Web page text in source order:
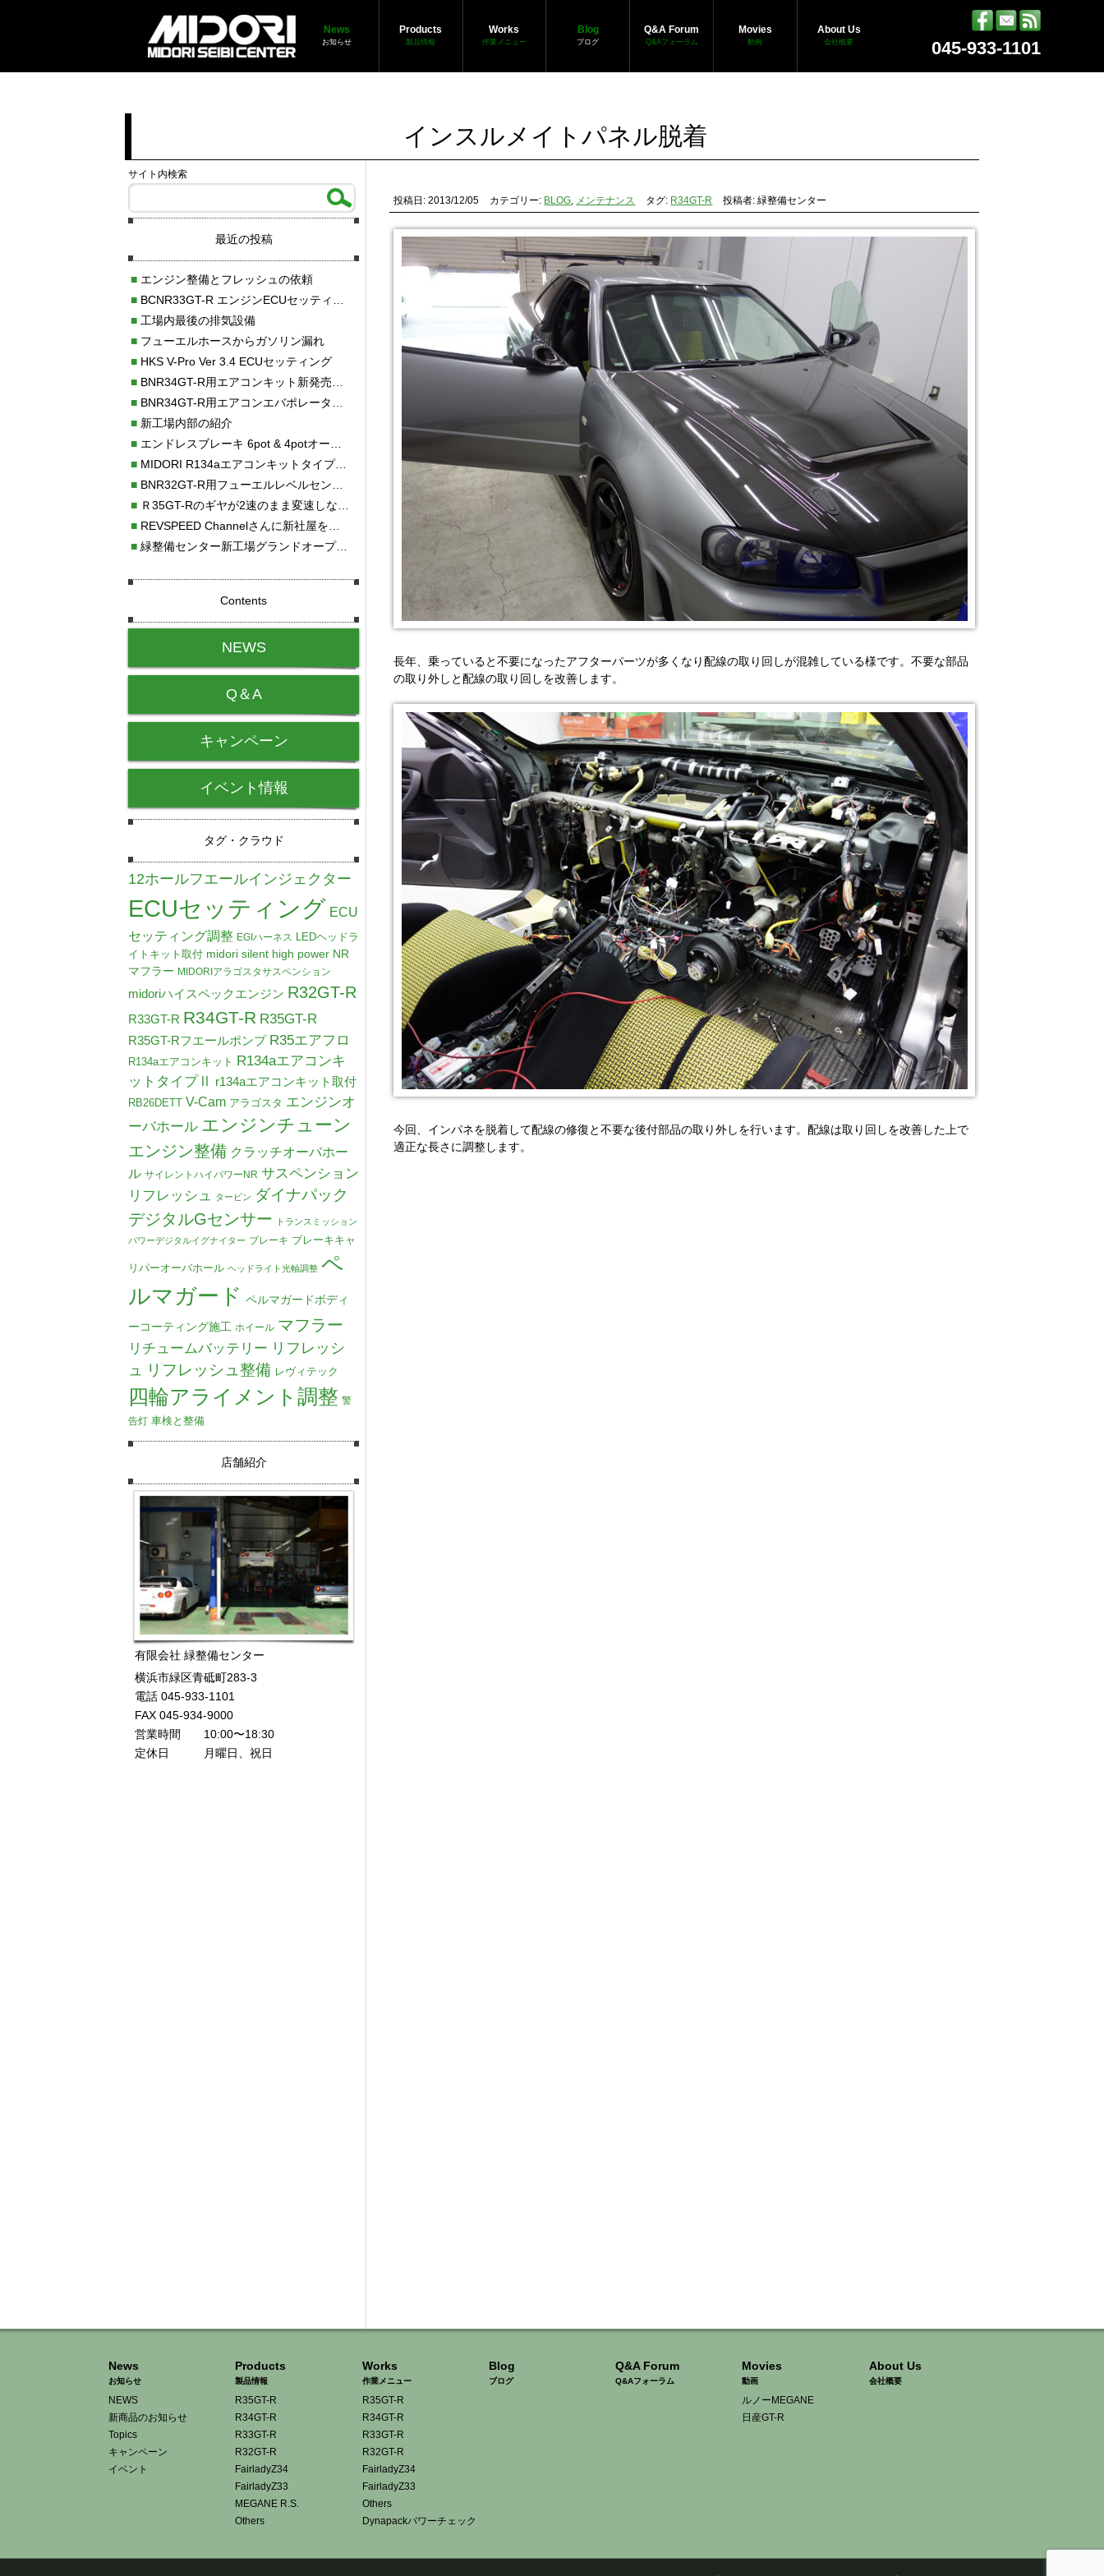
News
お知らせ
Products
製品情報
Works
作業メニュー
Blog
ブログ
Q&A Forum
Q&Aフォーラム
Movies
動画
About Us
会社概要 045-933-1101
インスルメイトパネル脱着
投稿日: 2013/12/05 カテゴリー: BLOG, メンテナンス タグ: R34GT-R 投稿者: 緑整備センター
長年、乗っていると不要になったアフターパーツが多くなり配線の取り回しが混雑している様です。不要な部品
の取り外しと配線の取り回しを改善します。
今回、インパネを脱着して配線の修復と不要な後付部品の取り外しを行います。配線は取り回しを改善した上で
適正な長さに調整します。
サイト内検索
最近の投稿
■エンジン整備とフレッシュの依頼
■BCNR33GT-R エンジンECUセッティング調整
■工場内最後の排気設備
■フューエルホースからガソリン漏れ
■HKS V-Pro Ver 3.4 ECUセッティング
■BNR34GT-R用エアコンキット新発売！！
■BNR34GT-R用エアコンエバポレーターを新発売！！
■新工場内部の紹介
■エンドレスブレーキ 6pot & 4potオーバーホール
■MIDORI R134aエアコンキットタイプⅡ取り付け
■BNR32GT-R用フューエルレベルセンサー新発売！！
■Ｒ35GT-Rのギヤが2速のまま変速しない！！
■REVSPEED Channelさんに新社屋を紹介していただきました!!
■緑整備センター新工場グランドオープン・続報
Contents
NEWS
Q＆A
キャンペーン
イベント情報
タグ・クラウド
12ホールフエールインジェクター
ECUセッティング ECU
セッティング調整 EGIハーネス LEDヘッドラ
イトキット取付 midori silent high power NR
マフラー MIDORIアラゴスタサスペンション
midoriハイスペックエンジン R32GT-R
R33GT-R R34GT-R R35GT-R
R35GT-Rフエールポンプ R35エアフロ
R134aエアコンキット R134aエアコンキ
ットタイプⅡ
r134aエアコンキット取付
RB26DETT V-Cam アラゴスタ エンジンオ
ーバホール エンジンチューン
エンジン整備 クラッチオーバホー
ル サイレントハイパワーNR サスペンション
リフレッシュ
タービン ダイナパック
デジタルGセンサー
トランスミッション
パワーデジタルイグナイター ブレーキ ブレーキキャ
リパーオーバホール ヘッドライト光軸調整 ペ
ルマガード ペルマガードボディ
ーコーティング施工 ホイール マフラー
リチュームバッテリー リフレッシ
ュ
リフレッシュ整備 レヴィテック
四輪アライメント調整 警
告灯 車検と整備
店舗紹介
有限会社 緑整備センター
横浜市緑区青砥町283-3
電話 045-933-1101
FAX 045-934-9000
営業時間 10:00〜18:30
定休日 月曜日、祝日
News
お知らせ
NEWS
新商品のお知らせ
Topics
キャンペーン
イベント
Products
製品情報
R35GT-R
R34GT-R
R33GT-R
R32GT-R
FairladyZ34
FairladyZ33
MEGANE R.S.
Others
Works
作業メニュー
R35GT-R
R34GT-R
R33GT-R
R32GT-R
FairladyZ34
FairladyZ33
Others
Dynapackパワーチェック
Blog
ブログ
Q&A Forum
Q&Aフォーラム
Movies
動画
ルノーMEGANE
日産GT-R
About Us
会社概要